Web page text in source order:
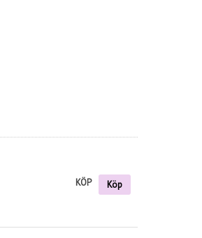
Köp
KÖP